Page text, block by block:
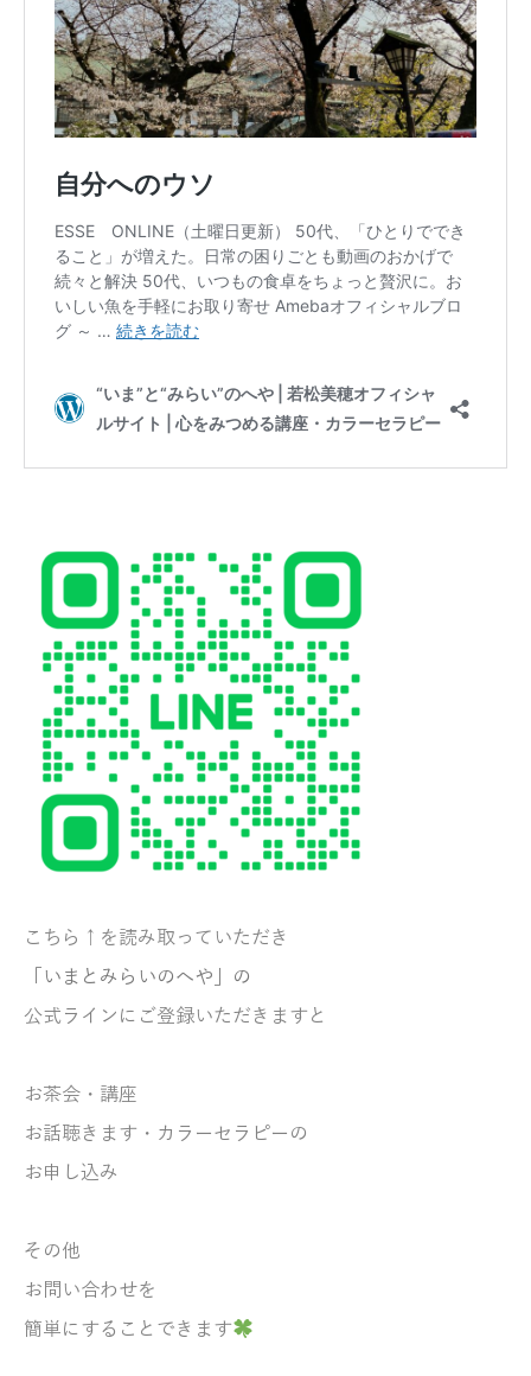
こちら↑を読み取っていただき
「いまとみらいのへや」の
公式ラインにご登録いただきますと
お茶会・講座
お話聴きます・ カラーセラピーの
お申し込み
その他
お問い合わせを
簡単にすることできます